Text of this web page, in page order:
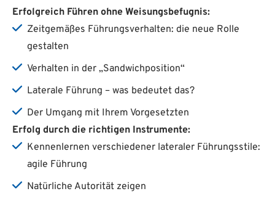
Erfolgreich Führen ohne Weisungsbefugnis:
Zeitgemäßes Führungsverhalten: die neue Rolle
gestalten
Verhalten in der „Sandwichposition“
Laterale Führung – was bedeutet das?
Der Umgang mit Ihrem Vorgesetzten
Erfolg durch die richtigen Instrumente:
Kennenlernen verschiedener lateraler Führungsstile:
agile Führung
Natürliche Autorität zeigen